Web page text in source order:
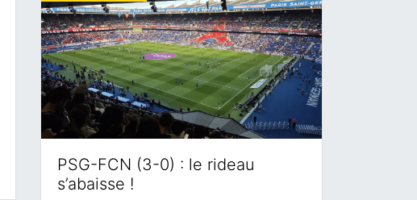
PSG-FCN (3-0) : le rideau
s’abaisse !